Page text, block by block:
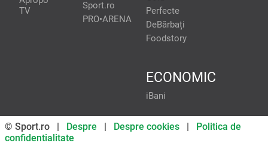
TV
Sport.ro
PRO•ARENA
Perfecte
DeBărbați
Foodstory
ECONOMIC
iBani
© Sport.ro | Despre | Despre cookies | Politica de
confidentialitate